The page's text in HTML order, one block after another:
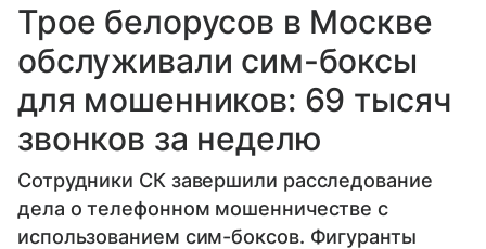
Трое белорусов в Москве
обслуживали сим-боксы
для мошенников: 69 тысяч
звонков за неделю
Сотрудники СК завершили расследование
дела о телефонном мошенничестве с
использованием сим-боксов. Фигуранты